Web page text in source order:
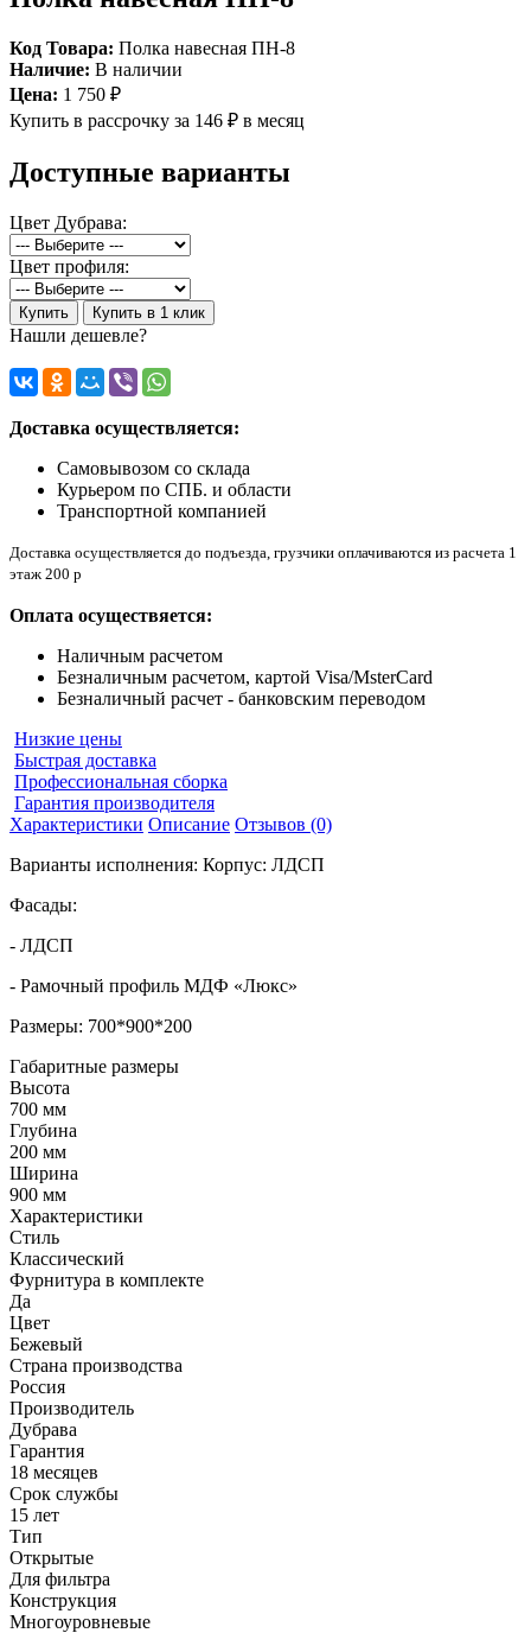
Код Товара: Полка навесная ПН-8
Наличие: В наличии
Цена: 1 750 ₽
Купить в рассрочку за 146 ₽ в месяц
Доступные варианты
Цвет Дубрава:
Цвет профиля:
Купить Купить в 1 клик
Нашли дешевле?
Доставка осуществляется:
Самовывозом со склада
Курьером по СПБ. и области
Транспортной компанией
Доставка осуществляется до подъезда, грузчики оплачиваются из расчета 1
этаж 200 р
Оплата осуществяется:
Наличным расчетом
Безналичным расчетом, картой Visa/MsterCard
Безналичный расчет - банковским переводом
Низкие цены
Быстрая доставка
Профессиональная сборка
Гарантия производителя
Характеристики Описание Отзывов (0)
Варианты исполнения: Корпус: ЛДСП
Фасады:
- ЛДСП
- Рамочный профиль МДФ «Люкс»
Размеры: 700*900*200
Габаритные размеры
Высота
700 мм
Глубина
200 мм
Ширина
900 мм
Характеристики
Стиль
Классический
Фурнитура в комплекте
Да
Цвет
Бежевый
Страна производства
Россия
Производитель
Дубрава
Гарантия
18 месяцев
Срок службы
15 лет
Тип
Открытые
Для фильтра
Конструкция
Многоуровневые